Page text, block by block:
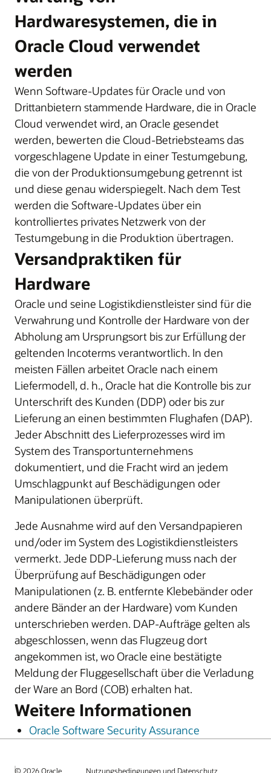
Hardwaresystemen, die in
Oracle Cloud verwendet
werden
Wenn Software-Updates für Oracle und von
Drittanbietern stammende Hardware, die in Oracle
Cloud verwendet wird, an Oracle gesendet
werden, bewerten die Cloud-Betriebsteams das
vorgeschlagene Update in einer Testumgebung,
die von der Produktionsumgebung getrennt ist
und diese genau widerspiegelt. Nach dem Test
werden die Software-Updates über ein
kontrolliertes privates Netzwerk von der
Testumgebung in die Produktion übertragen.
Versandpraktiken für
Hardware
Oracle und seine Logistikdienstleister sind für die
Verwahrung und Kontrolle der Hardware von der
Abholung am Ursprungsort bis zur Erfüllung der
geltenden Incoterms verantwortlich. In den
meisten Fällen arbeitet Oracle nach einem
Liefermodell, d. h., Oracle hat die Kontrolle bis zur
Unterschrift des Kunden (DDP) oder bis zur
Lieferung an einen bestimmten Flughafen (DAP).
Jeder Abschnitt des Lieferprozesses wird im
System des Transportunternehmens
dokumentiert, und die Fracht wird an jedem
Umschlagpunkt auf Beschädigungen oder
Manipulationen überprüft.
Jede Ausnahme wird auf den Versandpapieren
und/oder im System des Logistikdienstleisters
vermerkt. Jede DDP-Lieferung muss nach der
Überprüfung auf Beschädigungen oder
Manipulationen (z. B. entfernte Klebebänder oder
andere Bänder an der Hardware) vom Kunden
unterschrieben werden. DAP-Aufträge gelten als
abgeschlossen, wenn das Flugzeug dort
angekommen ist, wo Oracle eine bestätigte
Meldung der Fluggesellschaft über die Verladung
der Ware an Bord (COB) erhalten hat.
Weitere Informationen
Oracle Software Security Assurance
© 2026 Oracle Nutzungsbedingungen und Datenschutz